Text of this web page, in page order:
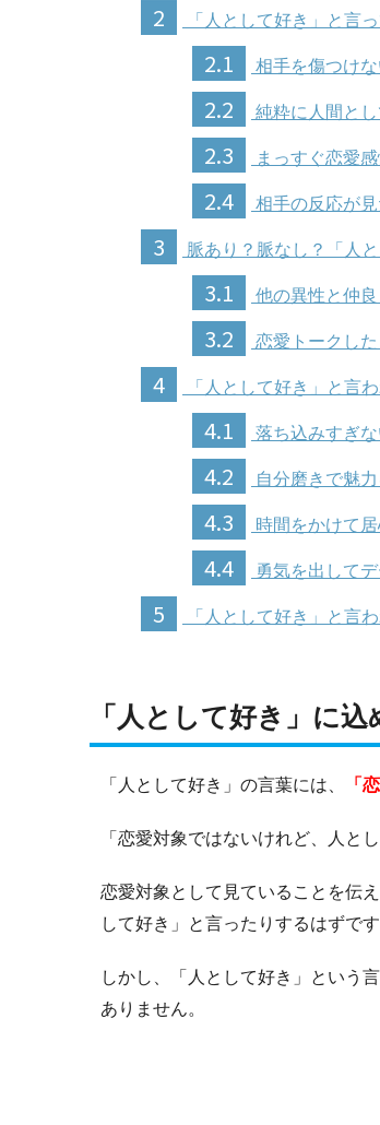
2 「人として好き」と言
2.1 相手を傷つけ
2.2 純粋に人間と
2.3 まっすぐ恋愛
2.4 相手の反応が
3 脈あり？脈なし？「人
3.1 他の異性と仲
3.2 恋愛トークし
4 「人として好き」と言
4.1 落ち込みすぎ
4.2 自分磨きで魅
4.3 時間をかけて
4.4 勇気を出して
5 「人として好き」と言
「人として好き」に
「人として好き」の言葉には、 「
「恋愛対象ではないけれど、人と
恋愛対象として見ていることを伝
して好き」と言ったりするはずです
しかし、「人として好き」という
ありません。